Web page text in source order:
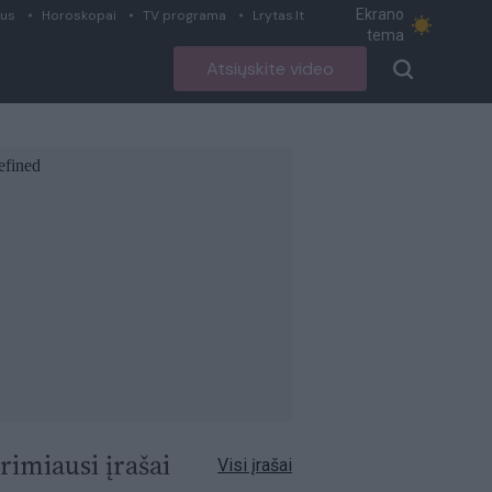
Horoskopai TV programa Lrytas.lt
Ekrano
tema
Atsiųskite video
įrašai Visi įrašai